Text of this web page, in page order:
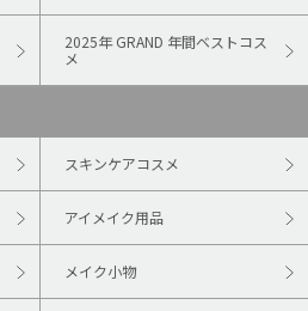
2025年 GRAND 年間ベストコス
メ
スキンケアコスメ
アイメイク用品
メイク小物